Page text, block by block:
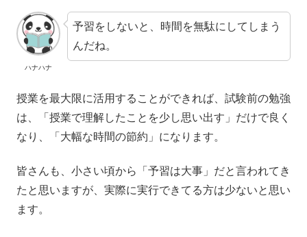
ハナハナ
予習をしないと、時間を無駄にしてしまう
んだね。
授業を最大限に活用することができれば、試験前の勉強
は、「授業で理解したことを少し思い出す」だけで良く
なり、「大幅な時間の節約」になります。
皆さんも、小さい頃から「予習は大事」だと言われてき
たと思いますが、実際に実行できてる方は少ないと思い
ます。